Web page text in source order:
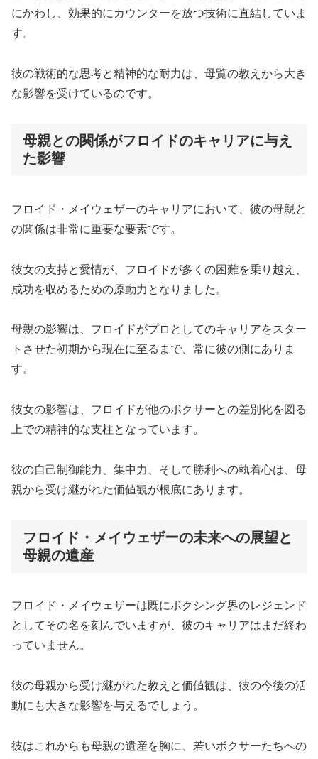
にかわし、効果的にカウンターを放つ技術に直結していま
す。
彼の戦術的な思考と精神的な耐力は、母覧の教えから大き
な影響を受けているのです。
母親との関係がフロイドのキャリアに与え
た影響
フロイド・メイウェザーのキャリアにおいて、彼の母親と
の関係は非常に重要な要素です。
彼女の支持と愛情が、フロイドが多くの困難を乗り越え、
成功を収めるための原動力となりました。
母親の影響は、フロイドがプロとしてのキャリアをスター
トさせた初期から現在に至るまで、常に彼の側にありま
す。
彼女の影響は、フロイドが他のボクサーとの差別化を図る
上での精神的な支柱となっています。
彼の自己制御能力、集中力、そして勝利への執着心は、母
親から受け継がれた価値観が根底にあります。
フロイド・メイウェザーの未来への展望と
母親の遺産
フロイド・メイウェザーは既にボクシング界のレジェンド
としてその名を刻んでいますが、彼のキャリアはまだ終わ
っていません。
彼の母親から受け継がれた教えと価値観は、彼の今後の活
動にも大きな影響を与えるでしょう。
彼はこれからも母親の遺産を胸に、若いボクサーたちへの